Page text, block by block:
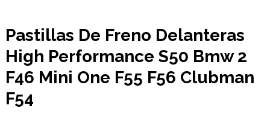
Pastillas De Freno Delanteras
High Performance S50 Bmw 2
F46 Mini One F55 F56 Clubman
F54